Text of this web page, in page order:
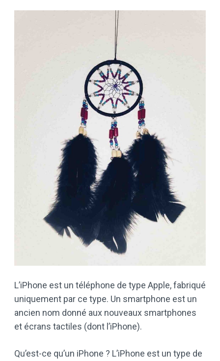
L’iPhone est un téléphone de type Apple, fabriqué
uniquement par ce type. Un smartphone est un
ancien nom donné aux nouveaux smartphones
et écrans tactiles (dont l’iPhone).
Qu’est-ce qu’un iPhone ? L’iPhone est un type de